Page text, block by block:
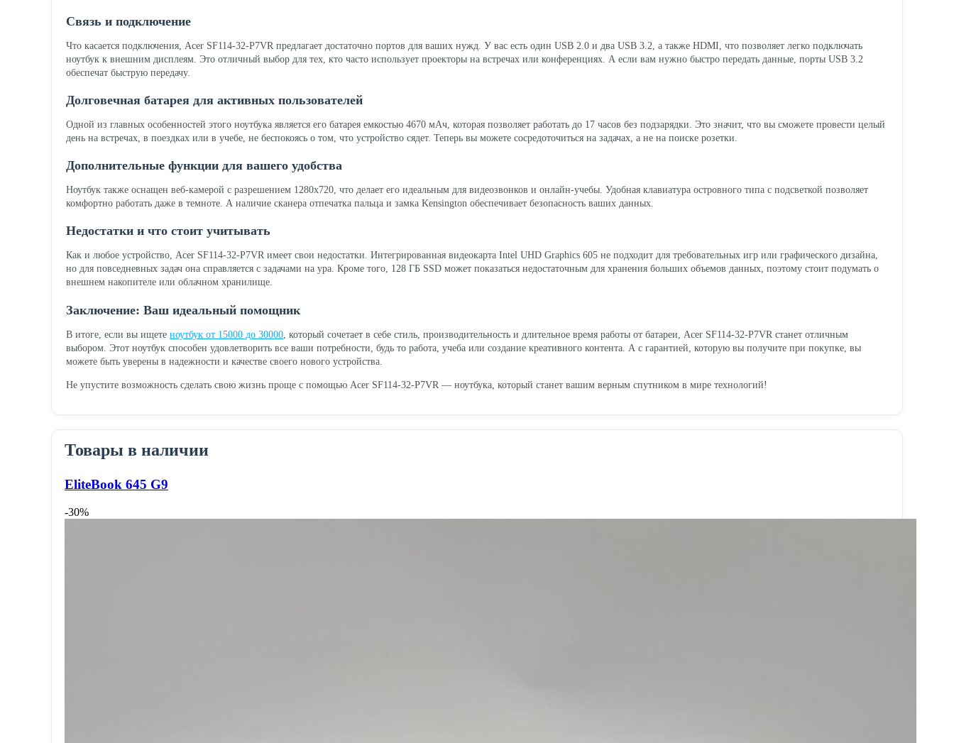
Связь и подключение
Что касается подключения, Acer SF114-32-P7VR предлагает достаточно портов для ваших нужд. У вас есть один USB 2.0 и два USB 3.2, а также HDMI, что позволяет легко подключать
ноутбук к внешним дисплеям. Это отличный выбор для тех, кто часто использует проекторы на встречах или конференциях. А если вам нужно быстро передать данные, порты USB 3.2
обеспечат быструю передачу.
Долговечная батарея для активных пользователей
Одной из главных особенностей этого ноутбука является его батарея емкостью 4670 мАч, которая позволяет работать до 17 часов без подзарядки. Это значит, что вы сможете провести целый
день на встречах, в поездках или в учебе, не беспокоясь о том, что устройство сядет. Теперь вы можете сосредоточиться на задачах, а не на поиске розетки.
Дополнительные функции для вашего удобства
Ноутбук также оснащен веб-камерой с разрешением 1280x720, что делает его идеальным для видеозвонков и онлайн-учебы. Удобная клавиатура островного типа с подсветкой позволяет
комфортно работать даже в темноте. А наличие сканера отпечатка пальца и замка Kensington обеспечивает безопасность ваших данных.
Недостатки и что стоит учитывать
Как и любое устройство, Acer SF114-32-P7VR имеет свои недостатки. Интегрированная видеокарта Intel UHD Graphics 605 не подходит для требовательных игр или графического дизайна,
но для повседневных задач она справляется с задачами на ура. Кроме того, 128 ГБ SSD может показаться недостаточным для хранения больших объемов данных, поэтому стоит подумать о
внешнем накопителе или облачном хранилище.
Заключение: Ваш идеальный помощник
В итоге, если вы ищете ноутбук от 15000 до 30000 , который сочетает в себе стиль, производительность и длительное время работы от батареи, Acer SF114-32-P7VR станет отличным
выбором. Этот ноутбук способен удовлетворить все ваши потребности, будь то работа, учеба или создание креативного контента. А с гарантией, которую вы получите при покупке, вы
можете быть уверены в надежности и качестве своего нового устройства.
Не упустите возможность сделать свою жизнь проще с помощью Acer SF114-32-P7VR — ноутбука, который станет вашим верным спутником в мире технологий!
Товары в наличии
EliteBook 645 G9
-30%